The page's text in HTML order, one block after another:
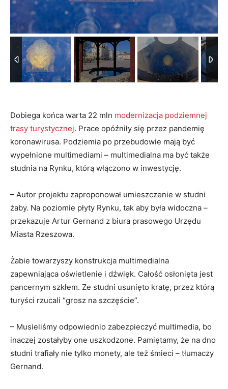
1 / 5
Dobiega końca warta 22 mln modernizacja podziemnej
trasy turystycznej. Prace opóźniły się przez pandemię
koronawirusa. Podziemia po przebudowie mają być
wypełnione multimediami – multimedialna ma być także
studnia na Rynku, którą włączono w inwestycję.
– Autor projektu zaproponował umieszczenie w studni
żaby. Na poziomie płyty Rynku, tak aby była widoczna –
przekazuje Artur Gernand z biura prasowego Urzędu
Miasta Rzeszowa.
Żabie towarzyszy konstrukcja multimedialna
zapewniająca oświetlenie i dźwięk. Całość osłonięta jest
pancernym szkłem. Ze studni usunięto kratę, przez którą
turyści rzucali “grosz na szczęście”.
– Musieliśmy odpowiednio zabezpieczyć multimedia, bo
inaczej zostałyby one uszkodzone. Pamiętamy, że na dno
studni trafiały nie tylko monety, ale też śmieci – tłumaczy
Gernand.